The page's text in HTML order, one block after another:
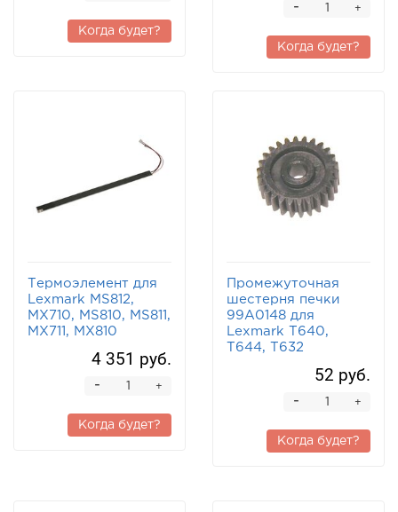
Когда будет?
+
-
Когда будет?
Термоэлемент для
Lexmark MS812,
MX710, MS810, MS811,
MX711, MX810
4 351 руб.
+
-
Когда будет?
Промежуточная
шестерня печки
99A0148 для
Lexmark T640,
T644, T632
52 руб.
+
-
Когда будет?